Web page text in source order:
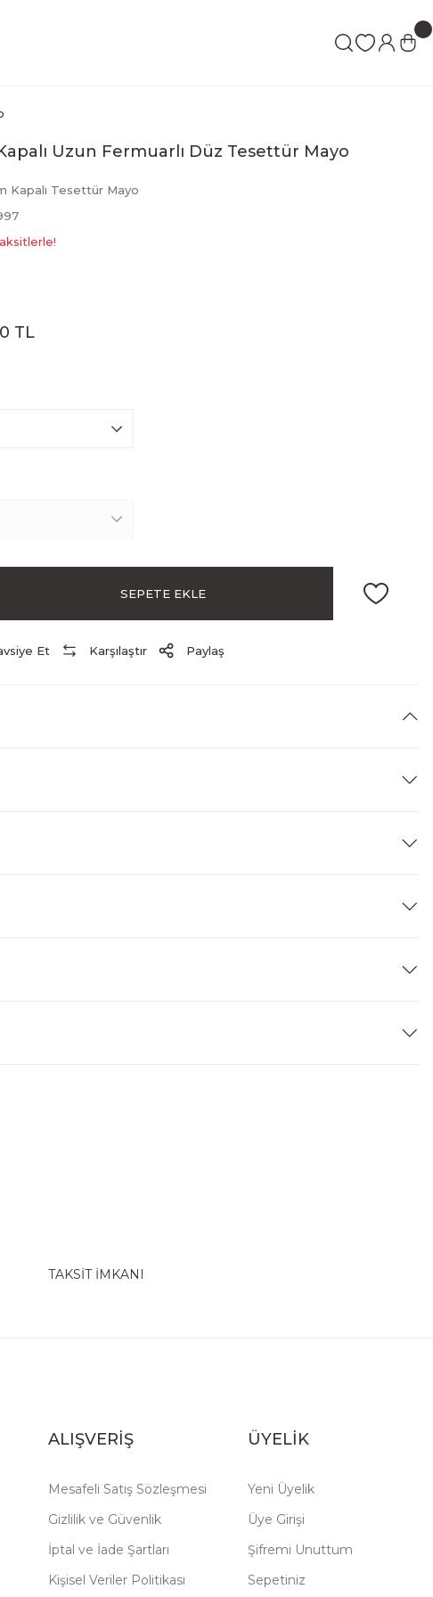
Uzun Fermuarlı Düz Tesettür Mayo
Kapalı Tesettür Mayo
TL
SEPETE EKLE
Et Karşılaştır Paylaş
TAKSİT İMKANI
ALIŞVERİŞ
Mesafeli Satış Sözleşmesi
Gizlilik ve Güvenlik
İptal ve İade Şartları
Kişisel Veriler Politikası
ÜYELİK
Yeni Üyelik
Üye Girişi
Şifremi Unuttum
Sepetiniz